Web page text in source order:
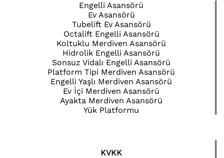
Engelli Asansörü
Ev Asansörü
Tubelift Ev Asansörü
Octalift Engelli Asansörü
Koltuklu Merdiven Asansörü
Hidrolik Engelli Asansörü
Sonsuz Vidalı Engelli Asansörü
Platform Tipi Merdiven Asansörü
Engelli Yaşlı Merdiven Asansörü
Ev İçi Merdiven Asansörü
Ayakta Merdiven Asansörü
Yük Platformu
KVKK